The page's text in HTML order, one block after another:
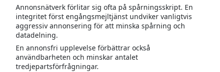
Annonsnätverk förlitar sig ofta på spårningsskript. En
integritet först engångsmejltjänst undviker vanligtvis
aggressiv annonsering för att minska spårning och
datadelning.
En annonsfri upplevelse förbättrar också
användbarheten och minskar antalet
tredjepartsförfrågningar.